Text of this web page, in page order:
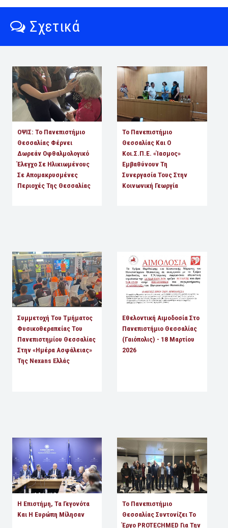
Σχετικά
ΟΨΙΣ: Το Πανεπιστήμιο
Θεσσαλίας Φέρνει
Δωρεάν Οφθαλμολογικό
Έλεγχο Σε Ηλικιωμένους
Σε Απομακρυσμένες
Περιοχές Της Θεσσαλίας
Το Πανεπιστήμιο
Θεσσαλίας Και Ο
Κοι.Σ.Π.Ε. «Ίασμος»
Εμβαθύνουν Τη
Συνεργασία Τους Στην
Κοινωνική Γεωργία
Συμμετοχή Του Τμήματος
Φυσικοθεραπείας Του
Πανεπιστημίου Θεσσαλίας
Στην «Ημέρα Ασφάλειας»
Της Nexans Ελλάς
Εθελοντική Αιμοδοσία Στο
Πανεπιστήμιο Θεσσαλίας
(Γαιόπολις) - 18 Μαρτίου
2026
Η Επιστήμη, Τα Γεγονότα
Και Η Ευρώπη Μίλησαν
Το Πανεπιστήμιο
Θεσσαλίας Συντονίζει Το
Έργο PROTECHMED Για Την